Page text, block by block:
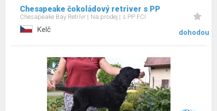
Chesapeake čokoládový retriver s PP
Chesapeake Bay Retrívr Na prodej s PP FCI
Kelč dohodou